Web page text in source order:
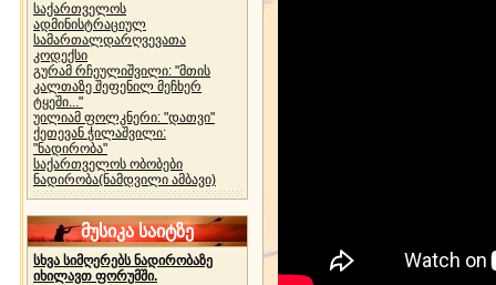
საქართველოს
ადმინისტრაციულ
სამართალდარღვევათა
კოდექსი
გურამ რჩეულიშვილი: "მთის
კალთაზე შეფენილ მეჩხერ
ტყეში..."
უილიამ ფოლკნერი: "დათვი"
ქეთევან ჭილაშვილი:
"ნადირობა"
საქართველოს ობობები
ნადირობა(ნამდვილი ამბავი)
მუსიკა საიტზე
სხვა სიმღერებს ნადირობაზე
იხილავთ ფორუმში.